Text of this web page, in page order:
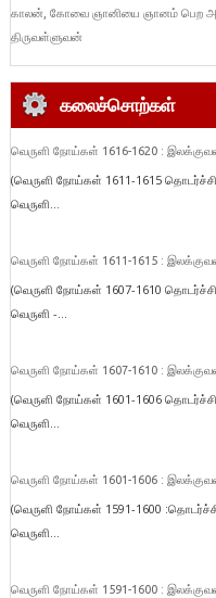
காலன், கோவை ஞானியை ஞானம் பெற
திருவள்ளுவன்
கலைச்சொற்கள்
வெருளி நோய்கள் 1616-1620 :
(வெருளி நோய்கள் 1611-1615
வெருளி...
வெருளி நோய்கள் 1611-1615 :
(வெருளி நோய்கள் 1607-1610
வெருளி -...
வெருளி நோய்கள் 1607-1610 :
(வெருளி நோய்கள் 1601-1606
வெருளி...
வெருளி நோய்கள் 1601-1606 :
(வெருளி நோய்கள் 1591-1600
வெருளி...
வெருளி நோய்கள் 1591-1600 :